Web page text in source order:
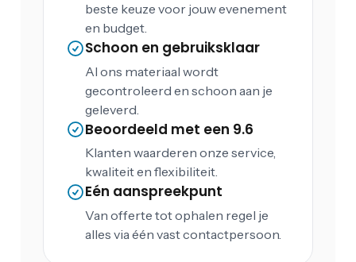
beste keuze voor jouw evenement
en budget.
Schoon en gebruiksklaar
Al ons materiaal wordt
gecontroleerd en schoon aan je
geleverd.
Beoordeeld met een 9.6
Klanten waarderen onze service,
kwaliteit en flexibiliteit.
Eén aanspreekpunt
Van offerte tot ophalen regel je
alles via één vast contactpersoon.